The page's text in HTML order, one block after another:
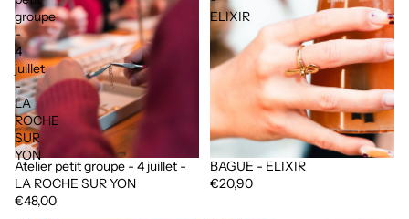
groupe
-
4
juillet
-
LA
ROCHE
SUR
YON
Atelier petit groupe - 4 juillet -
LA ROCHE SUR YON
€48,00
ELIXIR
Épuisé
BAGUE - ELIXIR
€20,90